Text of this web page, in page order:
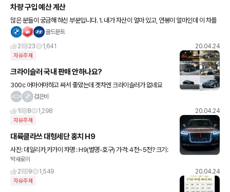
차량 구입 예산 계산
많은 분들이 궁금해 하신 부분입니다. 1. 내가 자산이 얼마 있고, 연봉이 얼마인데 이 차를
사도 될까요? 2. 이 연봉으로 유지가 될까요? 카푸어가 되는 것은 아닌지? 출처는 카드사 골드문트
2
23 1,641 20.04.24
자유주제
크라이슬러 국내 판매 안하나요?
300c 어마어마하고 싸서 좋았는데 겟차엔 크라이슬러가 없네요
검은비
1
8 1,298 20.04.24
자유주제
대륙클라쓰 대형세단 홍치 H9
사진: 데일리카,카가이 차명 : H9(별명-호구) 가격: 4천~5천? 크기:
전장은 5200mm, 휠베이스는 3100mm으로 대형 세단 (우리나라
g90보다는 살짝 작은편) 위아래 투톤적용: 도장실
박새로이
2
9 1,549 20.04.24
자유주제